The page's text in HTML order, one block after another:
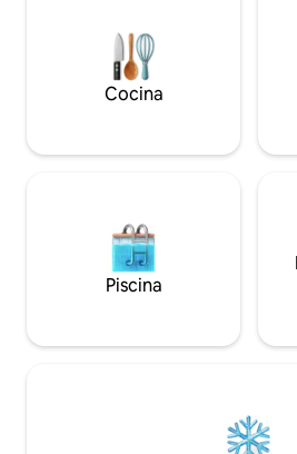
la pesca de trucha moteada y
con tu bote en el muelle
listo para usar. Practicar paddleboard y
kayakay es una ventaja.
Cocina
Piscina